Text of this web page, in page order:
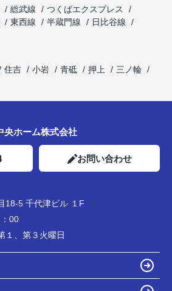
総武線
つくばエクスプレス
東西線 半蔵門線
日比谷線
住吉 小岩 青砥 押上
三ノ輪
央ホーム株式会社
お問い合わせ
18-5 千代津ビル １F
00
１、第３火曜日